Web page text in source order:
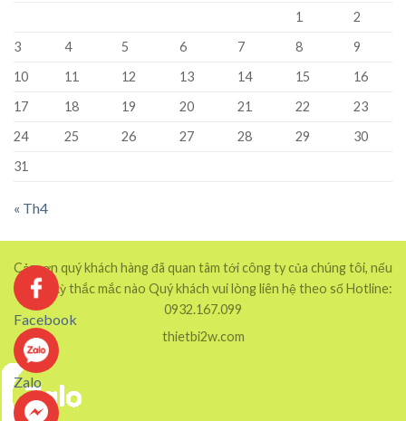
1
2
3
4 5 6 7 8
9
10
11 12 13 14 15
16
17
18 19 20 21 22
23
24
25 26 27 28 29
30
31
« Th4
Cảm ơn quý khách hàng đã quan tâm tới công ty của chúng tôi, nếu
có bất kỳ thắc mắc nào Quý khách vui lòng liên hệ theo số Hotline:
0932.167.099
thietbi2w.com
Zalo
Facebook